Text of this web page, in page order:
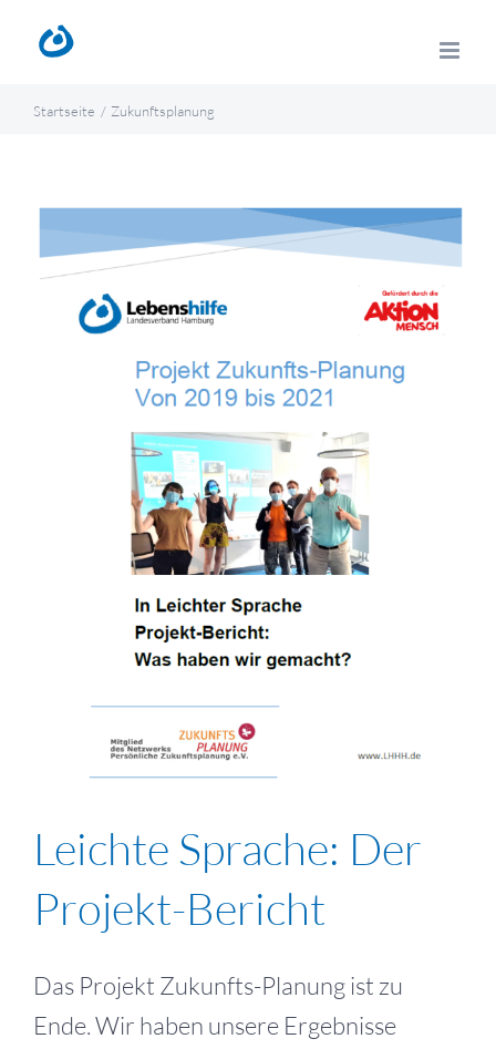
Inhalt
Startseite Zukunftsplanung
Leichte Sprache: Der
Projekt-Bericht
Das Projekt Zukunfts-Planung ist zu
Ende. Wir haben unsere Ergebnisse